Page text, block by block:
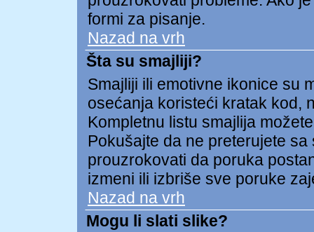
formi za pisanje.
Nazad na vrh
Šta su smajliji?
Smajliji ili emotivne ikonice su
osećanja koristeći kratak kod,
Kompletnu listu smajlija
Pokušajte da ne preterujete
prouzrokovati da poruka
izmeni ili izbriše sve poruke
Nazad na vrh
Mogu li slati slike?